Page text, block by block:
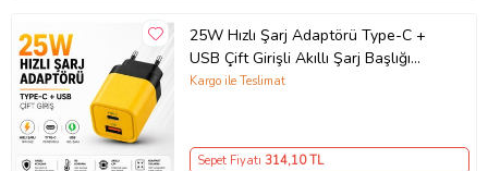
25W Hızlı Şarj Adaptörü Type-C +
USB Çift Girişli Akıllı Şarj Başlığı
Kompakt Tasarım
Kargo ile Teslimat
Sepet Fiyatı 314,10 TL